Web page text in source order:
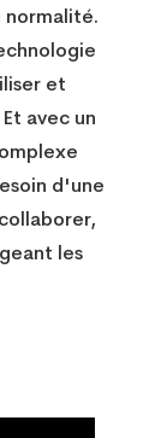
normalité.
et
avec un
d'une
les